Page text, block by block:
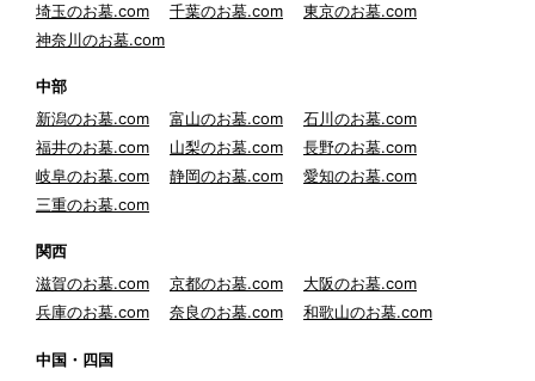
埼玉のお墓.com
千葉のお墓.com
東京のお墓.com
神奈川のお墓.com
中部
新潟のお墓.com
富山のお墓.com
石川のお墓.com
福井のお墓.com
山梨のお墓.com
長野のお墓.com
岐阜のお墓.com
静岡のお墓.com
愛知のお墓.com
三重のお墓.com
関西
滋賀のお墓.com
京都のお墓.com
大阪のお墓.com
兵庫のお墓.com
奈良のお墓.com 和歌山のお墓.com
中国・四国